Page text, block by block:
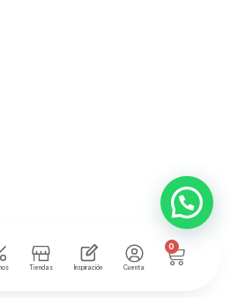
Tiendas Inspiración Cuenta
0